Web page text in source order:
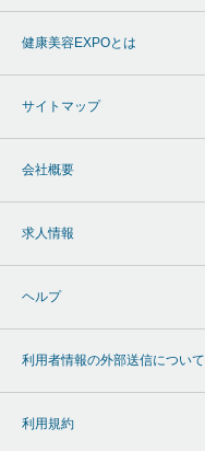
健康美容EXPOとは
サイトマップ
会社概要
求人情報
ヘルプ
利用者情報の外部送信について
利用規約